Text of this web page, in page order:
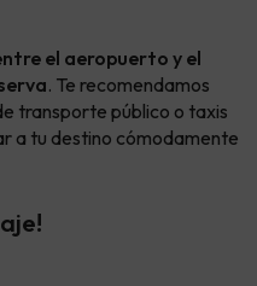
el aeropuerto y el
. Te recomendamos
transporte público o taxis
a tu destino cómodamente